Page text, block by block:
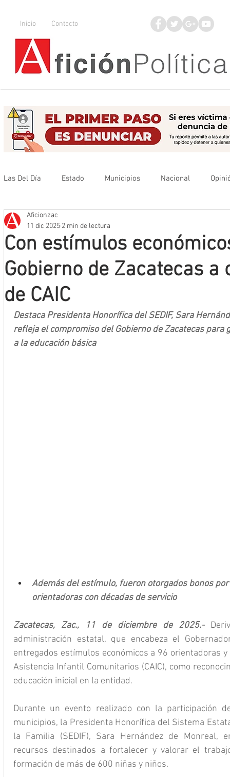
Inicio Contacto
Las Del Día Estado Municipios Nacional
Que no se olvide
Mineros LNBP
Con estímulos
Gobierno de Zacatecas
de CAIC
Aficionzac
11 dic 2025 2 min de lectura
Destaca Presidenta Honorífica del SEDIF, Sara
refleja el compromiso del Gobierno de Zacatecas
a la educación básica
Además del estímulo, fueron otorgados bonos
orientadoras con décadas de servicio
Zacatecas, Zac., 11 de diciembre de 2025.-
administración estatal, que encabeza el
entregados estímulos económicos a 96 orientadoras
Asistencia Infantil Comunitarios (CAIC), como
educación inicial en la entidad.
Durante un evento realizado con la participación
municipios, la Presidenta Honorífica del Sistema
la Familia (SEDIF), Sara Hernández de Monreal,
recursos destinados a fortalecer y valorar el
formación de más de 600 niñas y niños.